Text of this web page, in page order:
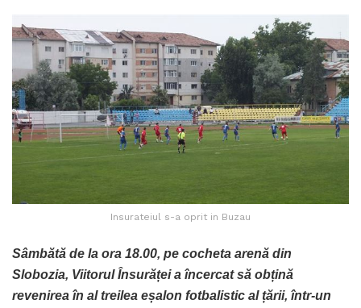
Insurateiul s-a oprit in Buzau
Sâmbătă de la ora 18.00, pe cocheta arenă din
Slobozia, Viitorul Însurăței a încercat să obțină
revenirea în al treilea eșalon fotbalistic al țării, într-un